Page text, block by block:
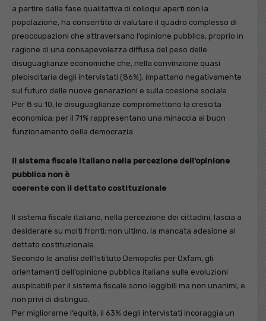
a partire dalla fase qualitativa di colloqui aperti con la
popolazione, ha consentito di valutare il quadro complesso di
preoccupazioni che attraversano l’opinione pubblica, proprio in
ragione di una consapevolezza diffusa del peso delle
disuguaglianze economiche che, nella convinzione quasi
plebiscitaria degli intervistati (86%), impattano negativamente
sul futuro delle nuove generazioni e sulla coesione sociale.
Per 8 su 10, le disuguaglianze compromettono la crescita
economica; per il 71% rappresentano una minaccia al buon
funzionamento della democrazia.
Il sistema fiscale italiano nella percezione dell’opinione
pubblica non è
coerente con il dettato costituzionale
Il sistema fiscale italiano, nella percezione dei cittadini, lascia a
desiderare su molti fronti; non ultimo, la mancata adesione al
dettato costituzionale.
Secondo le analisi dell’Istituto Demopolis per Oxfam, gli
orientamenti dell’opinione pubblica italiana sulle evoluzioni
auspicabili per il sistema fiscale sono leggibili ma non unanimi, e
non privi di distinguo.
Per migliorarne l’equità, il 63% degli intervistati incoraggia un